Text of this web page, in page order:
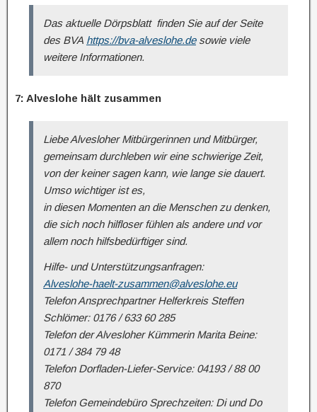
Das aktuelle Dörpsblatt finden Sie auf der Seite
des BVA https://bva-alveslohe.desowie viele
weitere Informationen.
7: Alveslohe hält zusammen
Liebe Alvesloher Mitbürgerinnen und Mitbürger,
gemeinsam durchleben wir eine schwierige Zeit,
von der keiner sagen kann, wie lange sie dauert.
Umso wichtiger ist es,
in diesen Momenten an die Menschen zu denken,
die sich noch hilfloser fühlen als andere und vor
allem noch hilfsbedürftiger sind.
Hilfe- und Unterstützungsanfragen:
Alveslohe-haelt-zusammen@alveslohe.eu
Telefon Ansprechpartner Helferkreis Steffen
Schlömer: 0176 / 633 60 285
Telefon der Alvesloher Kümmerin Marita Beine:
0171 / 384 79 48
Telefon Dorfladen-Liefer-Service: 04193 / 88 00
870
Telefon Gemeindebüro Sprechzeiten: Di und Do